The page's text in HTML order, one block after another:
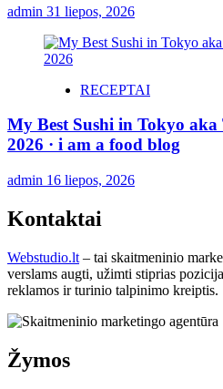
admin 31 liepos, 2026
RECEPTAI
My Best Sushi in Tokyo
2026 · i am a food blog
admin 16 liepos, 2026
Kontaktai
Webstudio.lt – tai skaitmeninio
verslams augti, užimti stiprias
reklamos ir turinio talpinimo kreiptis.
Žymos